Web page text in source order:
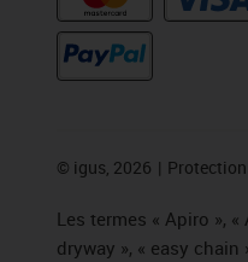
© igus, 2026
Les termes « Apiro », «
dryway », « easy chain